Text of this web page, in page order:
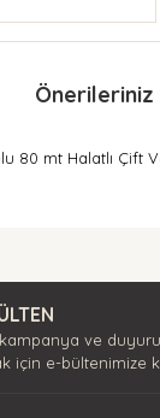
Önerileriniz
mt Halatlı Çift
ve
için e-bültenimize